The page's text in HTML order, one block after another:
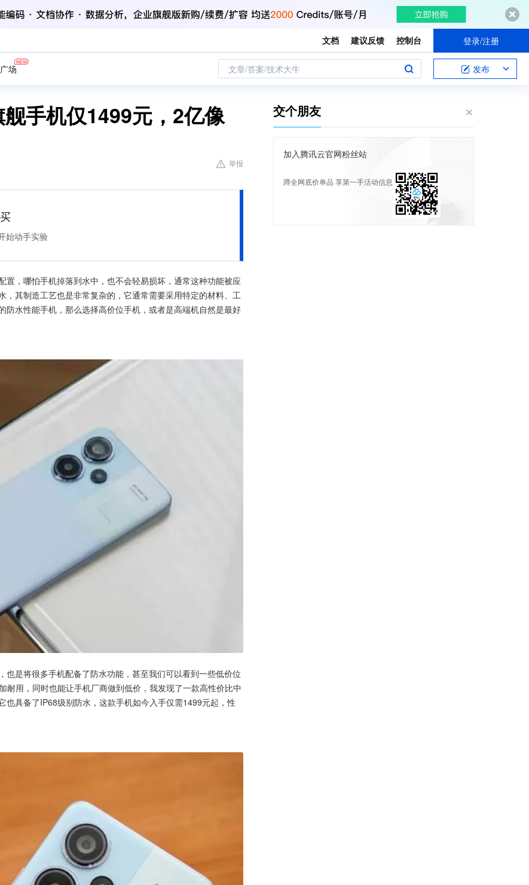
文档 建议反馈 控制台 登录/注册
场 文章/答案/技术大牛 发布
手机仅1499元，2亿像
举报
始动手实验
，哪怕手机掉落到水中，也不会轻易损坏，通常这种功能被应
其制造工艺也是非常复杂的，它通常需要采用特定的材料、工
水性能手机，那么选择高价位手机，或者是高端机自然是最好
是将很多手机配备了防水功能，甚至我们可以看到一些低价位
用，同时也能让手机厂商做到低价，我发现了一款高性价比中
具备了IP68级别防水，这款手机如今入手仅需1499元起，性
交个朋友
加入腾讯云官网粉丝站
蹲全网底价单品 享第一手活动信息